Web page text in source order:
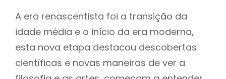
A era renascentista foi a transição da
idade média e o início da era moderna,
esta nova etapa destacou descobertas
científicas e novas maneiras de ver a